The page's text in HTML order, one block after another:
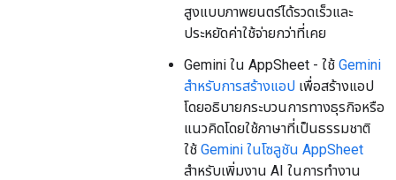
สูงแบบภาพยนตร์ได้รวดเร็วและ
ประหยัดค่าใช้จ่ายกว่าที่เคย
Gemini ใน AppSheet - ใช้ Gemini
สำหรับการสร้างแอป เพื่อสร้างแอป
โดยอธิบายกระบวนการทางธุรกิจหรือ
แนวคิดโดยใช้ภาษาที่เป็นธรรมชาติ
ใช้ Gemini ในโซลูชัน AppSheet
สำหรับเพิ่มงาน AI ในการทำงาน